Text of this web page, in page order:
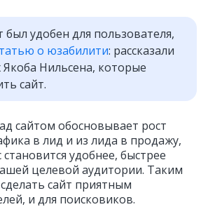
удобен для пользователя,
о юзабилити: рассказали
Нильсена, которые
сайт.
сайтом обосновывает рост
в лид и из лида в продажу,
становится удобнее, быстрее
целевой аудитории. Таким
сайт приятным
и для поисковиков.